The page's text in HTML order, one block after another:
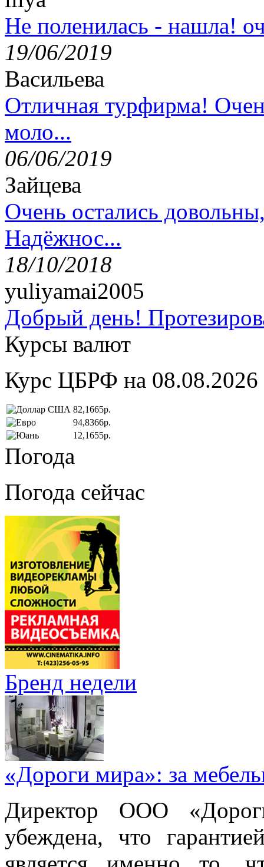
Не поленилась - нашла!
19/06/2019
Васильева
Отличная турфирма!
моло...
06/06/2019
Зайцева
Очень остались
Надёжнос...
18/10/2018
yuliyamai2005
Добрый день!
Курсы валют
Курс ЦБРФ на 08.08.2026
82,1665р.
94,8366р.
12,1655р.
Погода
Погода сейчас
Бренд недели
«Дороги мира»: за
Директор ООО
убеждена, что